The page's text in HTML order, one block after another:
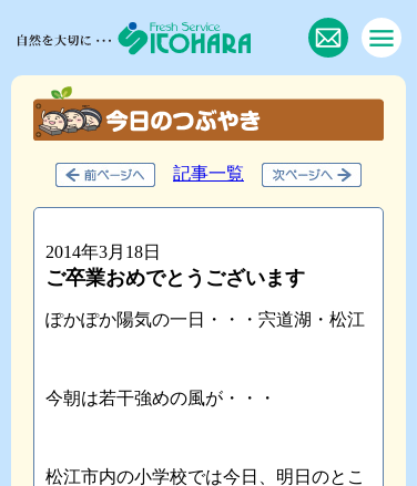
記事一覧
2014年3月18日
ご卒業おめでとうございます
ぽかぽか陽気の一日・・・宍道湖・松江
今朝は若干強めの風が・・・
松江市内の小学校では今日、明日のとこ